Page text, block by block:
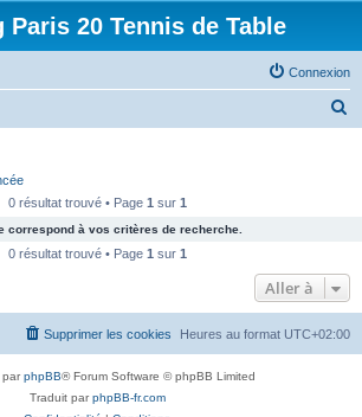
Paris 20 Tennis de Table
Connexion
c
e
0 résultat trouvé • Page 1 sur 1
correspond à vos critères de recherche.
0 résultat trouvé • Page 1 sur 1
Aller à
Heures au format UTC+02:00
Supprimer les cookies
parphpBB® Forum Software © phpBB Limited
Traduit parphpBB-fr.com